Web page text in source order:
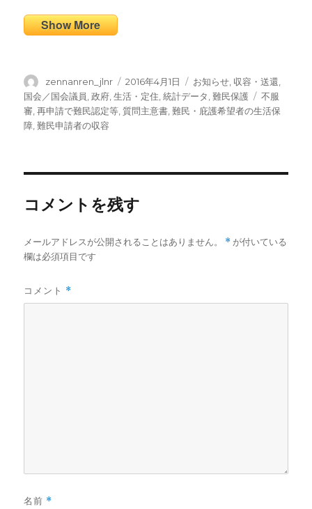
Show More
投
稿
者
zennanren_jlnr
投
稿
日:
2016年4月1日
カ
テ
ゴ
お知らせ 収容・送還
国会／国会議員 ,政府 ,生活・定住 ,統計データ ,難民保護
タ
グ
不服
審 ,再申請で難民認定等 ,質問主意書 ,難民・庇護希望者の生活保
障 ,難民申請者の収容
コメントを残す
メールアドレスが公開されることはありません。 * が付いている
欄は必須項目です
コメント *
名前 *